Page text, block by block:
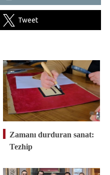
Tweet
Zamanı durduran sanat:
Tezhip